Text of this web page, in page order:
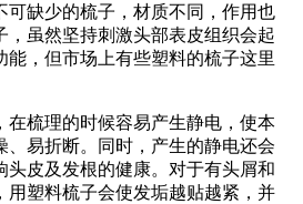
缺少的梳子，材质不同，作用也
，虽然坚持刺激头部表皮组织会起
能，但市场上有些塑料的梳子这里
梳理的时候容易产生静电，使本
、易折断。同时，产生的静电还会
头皮及发根的健康。对于有头屑和
用塑料梳子会使发垢越贴越紧，并